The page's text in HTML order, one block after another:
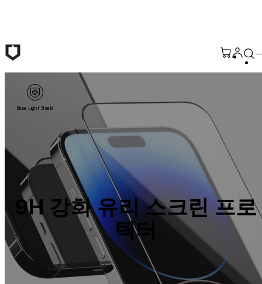
Blue Light Shield
9H 강화 유리 스크린 프로
텍터